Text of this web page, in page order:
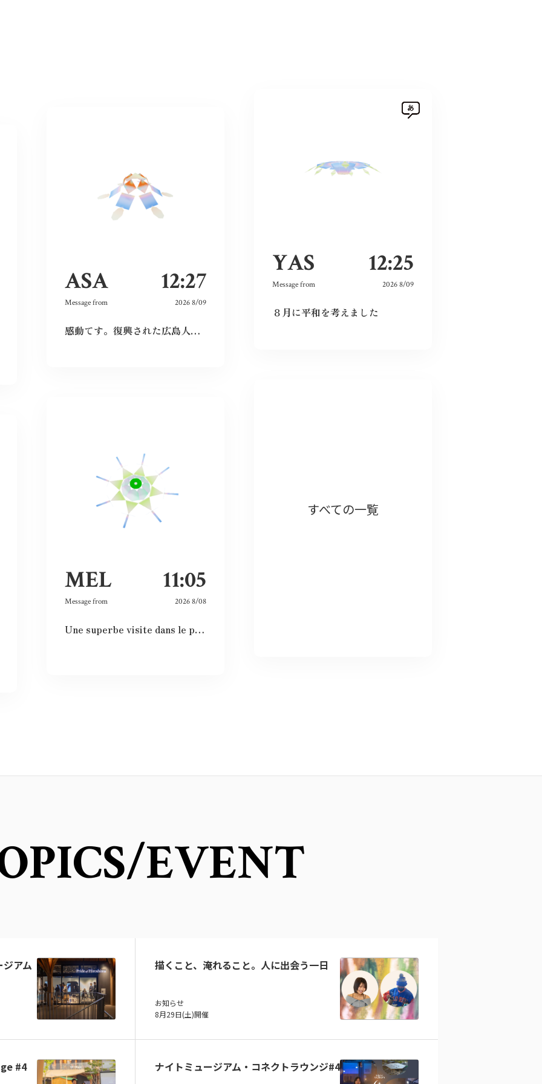
ASA 12:27
Message from 2026 8/09
感動てす。復興された広島人の底力と企業力を改めて知らされました！
YAS 12:25
Message from 2026 8/09
８月に平和を考えました
MEL 11:05
Message from 2026 8/08
Une superbe visite dans le passé, le présent et le futur. Les images et vidéos sont sublimes et nous rappellent l’histoire passée.
すべての一覧
/EVENT
アム 描くこと、淹れること。人に出会う一日
お知らせ
8月29日(土)開催
#4 ナイトミュージアム・コネクトラウンジ#4